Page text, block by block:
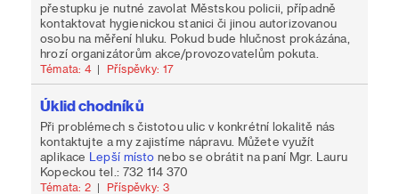
přestupku je nutné zavolat Městskou policii, případně
kontaktovat hygienickou stanici či jinou autorizovanou
osobu na měření hluku. Pokud bude hlučnost prokázána,
hrozí organizátorům akce/provozovatelům pokuta.
Témata: 4 | Příspěvky: 17
Úklid chodníků
Při problémech s čistotou ulic v konkrétní lokalitě nás
kontaktujte a my zajistíme nápravu. Můžete využít
aplikace Lepší místo nebo se obrátit na paní Mgr. Lauru
Kopeckou tel.: 732 114 370
Témata: 2 | Příspěvky: 3